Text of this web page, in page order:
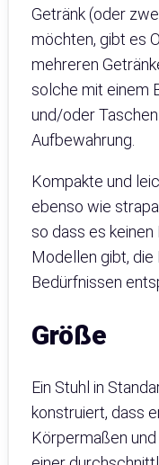
Getränk (oder
möchten, gibt es
mehreren
solche mit einem
und/oder
Aufbewahrung.
Kompakte und
ebenso wie
so dass es keinen
Modellen gibt, die
Bedürfnissen
Größe
Ein Stuhl in
konstruiert, dass
Körpermaßen